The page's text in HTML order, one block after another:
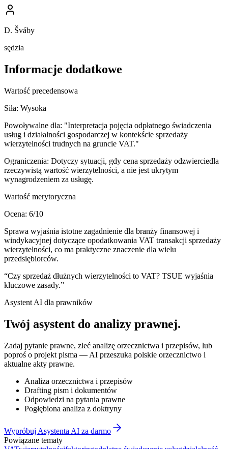
D. Šváby
sędzia
Informacje dodatkowe
Wartość precedensowa
Siła: Wysoka
Powoływalne dla: "Interpretacja pojęcia odpłatnego świadczenia
usług i działalności gospodarczej w kontekście sprzedaży
wierzytelności trudnych na gruncie VAT."
Ograniczenia: Dotyczy sytuacji, gdy cena sprzedaży odzwierciedla
rzeczywistą wartość wierzytelności, a nie jest ukrytym
wynagrodzeniem za usługę.
Wartość merytoryczna
Ocena: 6/10
Sprawa wyjaśnia istotne zagadnienie dla branży finansowej i
windykacyjnej dotyczące opodatkowania VAT transakcji sprzedaży
wierzytelności, co ma praktyczne znaczenie dla wielu
przedsiębiorców.
“Czy sprzedaż dłużnych wierzytelności to VAT? TSUE wyjaśnia
kluczowe zasady.”
Asystent AI dla prawników
Twój asystent do analizy prawnej.
Zadaj pytanie prawne, zleć analizę orzecznictwa i przepisów, lub
poproś o projekt pisma — AI przeszuka polskie orzecznictwo i
aktualne akty prawne.
Analiza orzecznictwa i przepisów
Drafting pism i dokumentów
Odpowiedzi na pytania prawne
Pogłębiona analiza z doktryny
Wypróbuj Asystenta AI za darmo
Powiązane tematy